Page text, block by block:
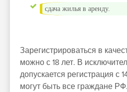
сдача жилья в аренду.
Зарегистрироваться в
можно с 18 лет. В
допускается регистрация с
могут быть все граждане